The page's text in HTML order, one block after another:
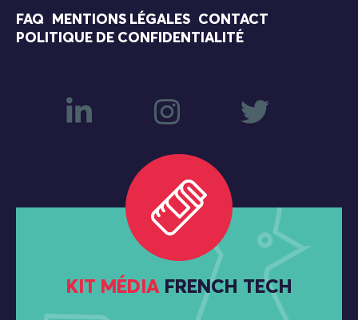
FAQ MENTIONS LÉGALES
CONTACT
POLITIQUE DE CONFIDENTIALITÉ
KIT MÉDIA FRENCH TECH